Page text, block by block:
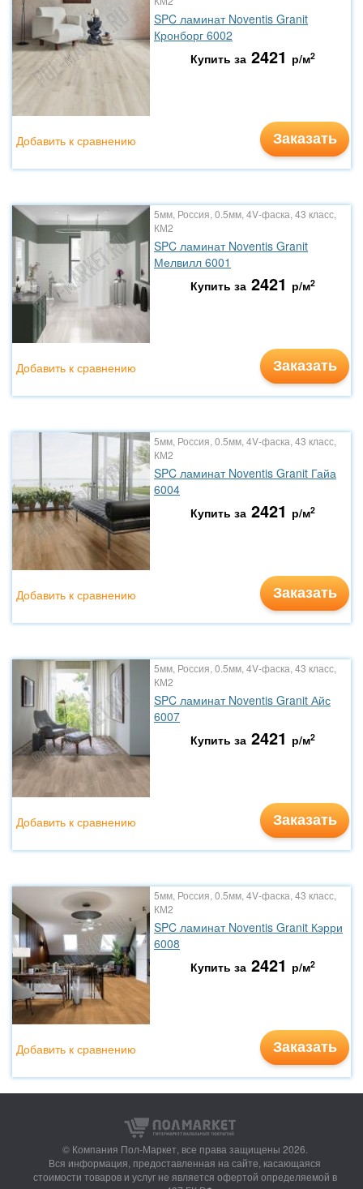
SPC ламинат Noventis Granit
Кронборг 6002
Купить за 2421 р/м2
Заказать
Добавить к сравнению
5мм, Россия, 0.5мм, 4V-фаска, 43 класс,
КМ2
SPC ламинат Noventis Granit
Мелвилл 6001
Купить за 2421 р/м2
Заказать
Добавить к сравнению
5мм, Россия, 0.5мм, 4V-фаска, 43 класс,
КМ2
SPC ламинат Noventis Granit Гайа
6004
Купить за 2421 р/м2
Заказать
Добавить к сравнению
5мм, Россия, 0.5мм, 4V-фаска, 43 класс,
КМ2
SPC ламинат Noventis Granit Айс
6007
Купить за 2421 р/м2
Заказать
Добавить к сравнению
5мм, Россия, 0.5мм, 4V-фаска, 43 класс,
КМ2
SPC ламинат Noventis Granit Кэрри
6008
Купить за 2421 р/м2
Заказать
Добавить к сравнению
© Компания Пол-Маркет, все права защищены 2026.
Вся информация, предоставленная на сайте, касающаяся
стоимости товаров и услуг не является офертой определяемой в